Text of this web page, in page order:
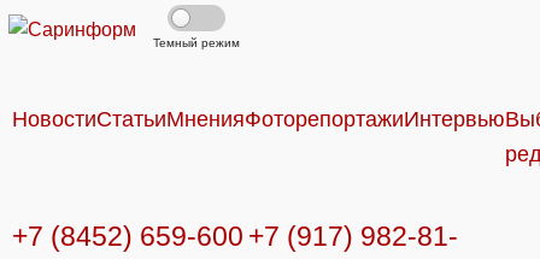
Темный режим
НовостиСтатьиМненияФоторепортажиИнтервью
+7 (8452) 659-600 +7 (917) 982-81-